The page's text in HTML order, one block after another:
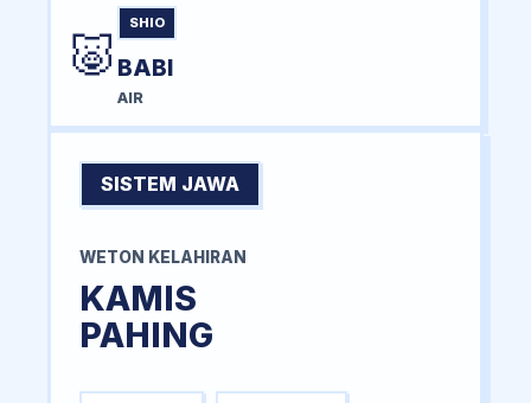
🐷
SHIO
BABI
AIR
SISTEM JAWA
WETON KELAHIRAN
KAMIS
PAHING